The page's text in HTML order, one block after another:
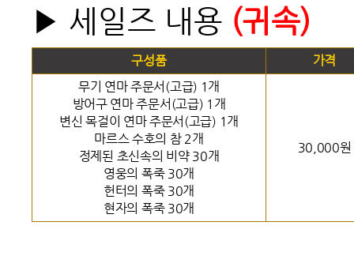
▶ 세일즈 내용 (귀속)
구성품
가격
무기 연마 주문서(고급) 1개
방어구 연마 주문서(고급) 1개
변신 목걸이 연마 주문서(고급) 1개
마르스 수호의 참 2개
정제된 초신속의 비약 30개
영웅의 폭죽 30개
헌터의 폭죽 30개
현자의 폭죽 30개
30,000원